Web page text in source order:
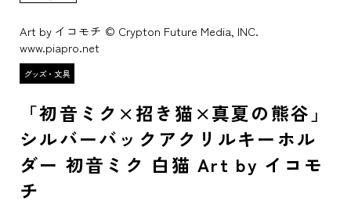
Art by イコモチ © Crypton Future Media, INC.
www.piapro.net
「初音ミク×招き猫×真夏の熊谷」
シルバーバックアクリルキーホル
ダー 初音ミク 白猫 Art by イコモ
チ